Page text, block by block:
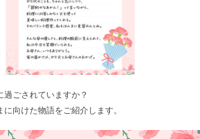
ごされていますか？
向けた物語をご紹介します。